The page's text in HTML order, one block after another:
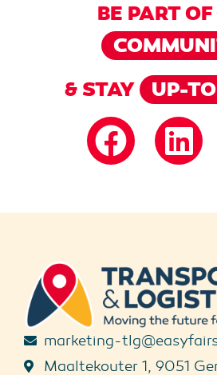
BE PART
& STAY
UP-
marketing-
Maaltekouter 1, 9051